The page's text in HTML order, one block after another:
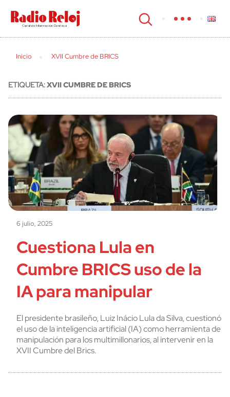
cerrar
Inicio XVII Cumbre de BRICS
ETIQUETA:XVII CUMBRE DE BRICS
6 julio, 2025
Cuestiona Lula en
Cumbre BRICS uso de la
IA para manipular
El presidente brasileño, Luiz Inácio Lula da Silva, cuestionó
el uso de la inteligencia artificial (IA) como herramienta de
manipulación para los multimillonarios, al intervenir en la
XVII Cumbre del Brics.